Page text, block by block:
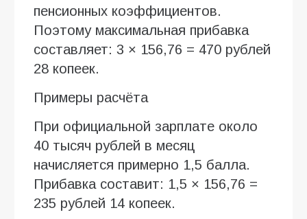
пенсионных коэффициентов.
Поэтому максимальная прибавка
составляет: 3 × 156,76 = 470 рублей
28 копеек.
Примеры расчёта
При официальной зарплате около
40 тысяч рублей в месяц
начисляется примерно 1,5 балла.
Прибавка составит: 1,5 × 156,76 =
235 рублей 14 копеек.